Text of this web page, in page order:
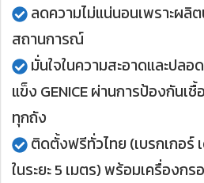
ลดความไม่แน่นอนเพราะผลิ
สถานการณ์
มั่นใจในความสะอาดและปลอ
แข็ง GENICE ผ่านการป้องกันเ
ทุกถัง
ติดตั้งฟรีทั่วไทย (เบรกเกอร์
ในระยะ 5 เมตร) พร้อมเครื่องกร